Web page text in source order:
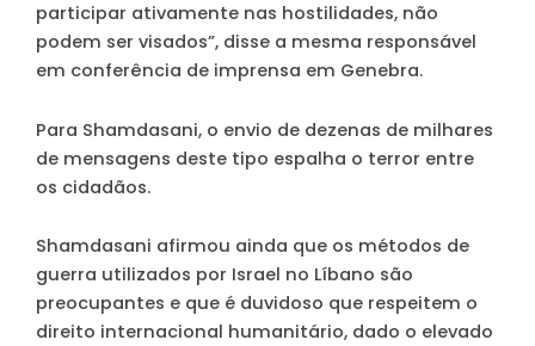
participar ativamente nas hostilidades, não
podem ser visados”, disse a mesma responsável
em conferência de imprensa em Genebra.
Para Shamdasani, o envio de dezenas de milhares
de mensagens deste tipo espalha o terror entre
os cidadãos.
Shamdasani afirmou ainda que os métodos de
guerra utilizados por Israel no Líbano são
preocupantes e que é duvidoso que respeitem o
direito internacional humanitário, dado o elevado